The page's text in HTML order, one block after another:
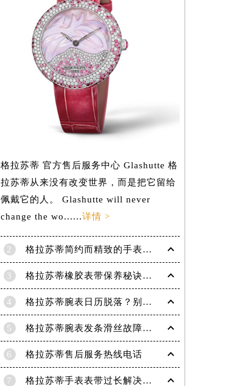
格拉苏蒂 官方售后服务中心 Glashutte 格
拉苏蒂从来没有改变世界，而是把它留给
佩戴它的人。 Glashutte will never
change the wo......详情 >
2 格拉苏蒂简约而精致的手表，Lady Serenade Karree腕表
3 格拉苏蒂橡胶表带保养秘诀：守护彩虹色彩，拒绝老化
4 格拉苏蒂腕表日历脱落？别急，这里有解决妙招
5 格拉苏蒂腕表发条滑丝故障？专业修复技巧大揭秘
6 格拉苏蒂售后服务热线电话
7 格拉苏蒂手表表带过长解决方法（轻松调整佩戴舒适度指南）